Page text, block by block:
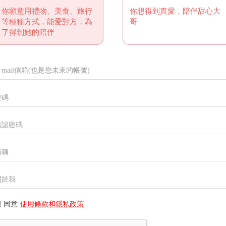
你願意用禮物、美食、旅行
等種種方式，能爱對方，為
了得到她的陪伴
你想得到真愛，陪伴甜心大
哥
同意 使用條款和隱私政策